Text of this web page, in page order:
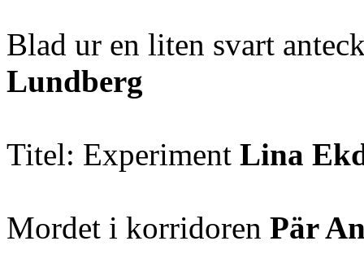
Blad ur en liten svart
Lundberg
Titel: Experiment Lina
Mordet i korridoren Pär